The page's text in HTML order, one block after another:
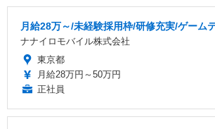
月給28万～/未経験採用枠/研修充実/ゲーム
ナナイロモバイル株式会社
東京都
月給28万円～50万円
正社員